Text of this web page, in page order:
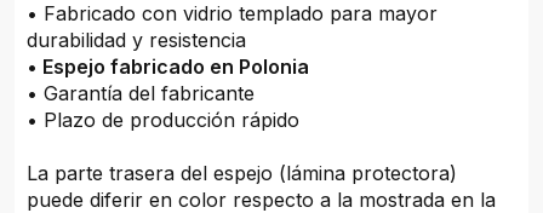
• Fabricado con vidrio templado para mayor
durabilidad y resistencia
• Espejo fabricado en Polonia
• Garantía del fabricante
• Plazo de producción rápido
La parte trasera del espejo (lámina protectora)
puede diferir en color respecto a la mostrada en la